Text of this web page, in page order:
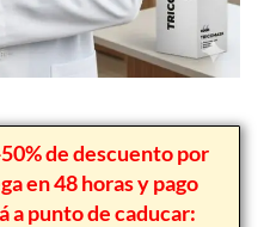
de descuento por
en 48 horas y pago
a punto de caducar: